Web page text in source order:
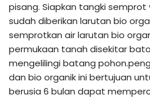
pisang. Siapkan tangki semprot
sudah diberikan larutan bio
semprotkan air larutan bio
permukaan tanah disekitar
mengelilingi batang
dan bio organik ini bertujuan
berusia 6 bulan dapat